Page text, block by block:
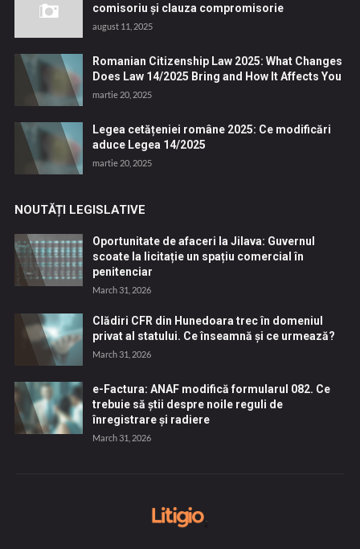
comisoriu și clauza compromisorie
august 11, 2025
Romanian Citizenship Law 2025: What Changes
Does Law 14/2025 Bring and How It Affects You
martie 20, 2025
Legea cetățeniei române 2025: Ce modificări
aduce Legea 14/2025
martie 20, 2025
NOUTĂȚI LEGISLATIVE
Oportunitate de afaceri la Jilava: Guvernul
scoate la licitație un spațiu comercial în
penitenciar
March 31, 2026
Clădiri CFR din Hunedoara trec în domeniul
privat al statului. Ce înseamnă și ce urmează?
March 31, 2026
e-Factura: ANAF modifică formularul 082. Ce
trebuie să știi despre noile reguli de
înregistrare și radiere
March 31, 2026